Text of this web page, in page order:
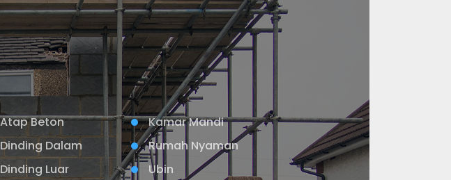
Atap Beton
Dinding Dalam
Dinding Luar
Kamar Mandi
Rumah Nyaman
Ubin